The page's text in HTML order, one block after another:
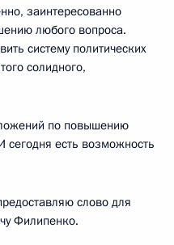
заинтересованно
любого вопроса.
систему политических
солидного,
по повышению
есть возможность
слово для
Филипенко.